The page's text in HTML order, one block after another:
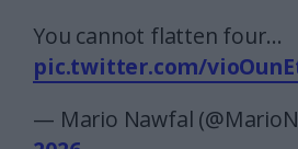
You cannot flatten four…
pic.twitter.com/
— Mario Nawfal